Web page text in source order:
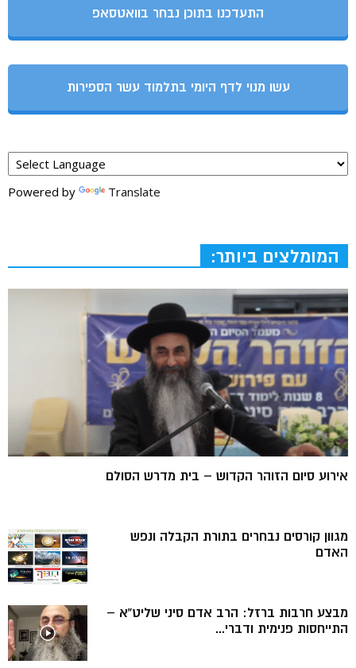
התעדכנו בתוכן נבחר בוואטסאפ
עשו מנוי לדף היומי בתלמוד עשר הספירות
Powered by Translate
המומלצים ביותר:
אירוע סיום הזוהר הקדוש – בית מדרש הסולם
מגוון קורסים נבחרים בתורת הקבלה ונפש
האדם
מבצע חרבות ברזל: הרב אדם סיני שליט”א –
התייחסות פנימית ודברי...